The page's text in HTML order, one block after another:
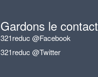
Gardons le contact
321reduc @Facebook
321reduc @Twitter